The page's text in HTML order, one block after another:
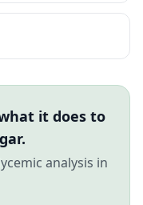
it does to
analysis in